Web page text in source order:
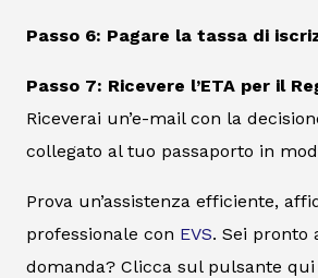
Passo 6: Pagare la tassa di
Passo 7: Ricevere l’ETA per il
Riceverai un’e-mail con la
collegato al tuo passaporto in
Prova un’assistenza efficiente,
professionale con EVS. Sei pronto
domanda? Clicca sul pulsante